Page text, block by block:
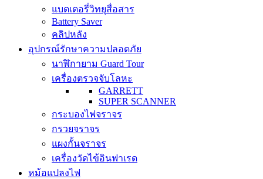
แบตเตอรี่วิทยุสื่อสาร
Battery Saver
คลิปหลัง
อุปกรณ์รักษาความปลอดภัย
นาฬิกายาม Guard Tour
เครื่องตรวจจับโลหะ
GARRETT
SUPER SCANNER
กระบองไฟจราจร
กรวยจราจร
แผงกั้นจราจร
เครื่องวัดไข้อินฟาเรด
หม้อแปลงไฟ